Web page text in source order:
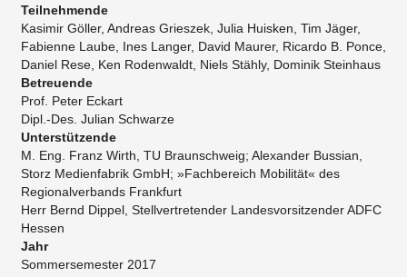
Teilnehmende
Kasimir Göller, Andreas Grieszek, Julia Huisken, Tim Jäger,
Fabienne Laube, Ines Langer, David Maurer, Ricardo B. Ponce,
Daniel Rese, Ken Rodenwaldt, Niels Stähly, Dominik Steinhaus
Betreuende
Prof. Peter Eckart
Dipl.-Des. Julian Schwarze
Unterstützende
M. Eng. Franz Wirth, TU Braunschweig; Alexander Bussian,
Storz Medienfabrik GmbH; »Fachbereich Mobilität« des
Regionalverbands Frankfurt
Herr Bernd Dippel, Stellvertretender Landesvorsitzender ADFC
Hessen
Jahr
Sommersemester 2017